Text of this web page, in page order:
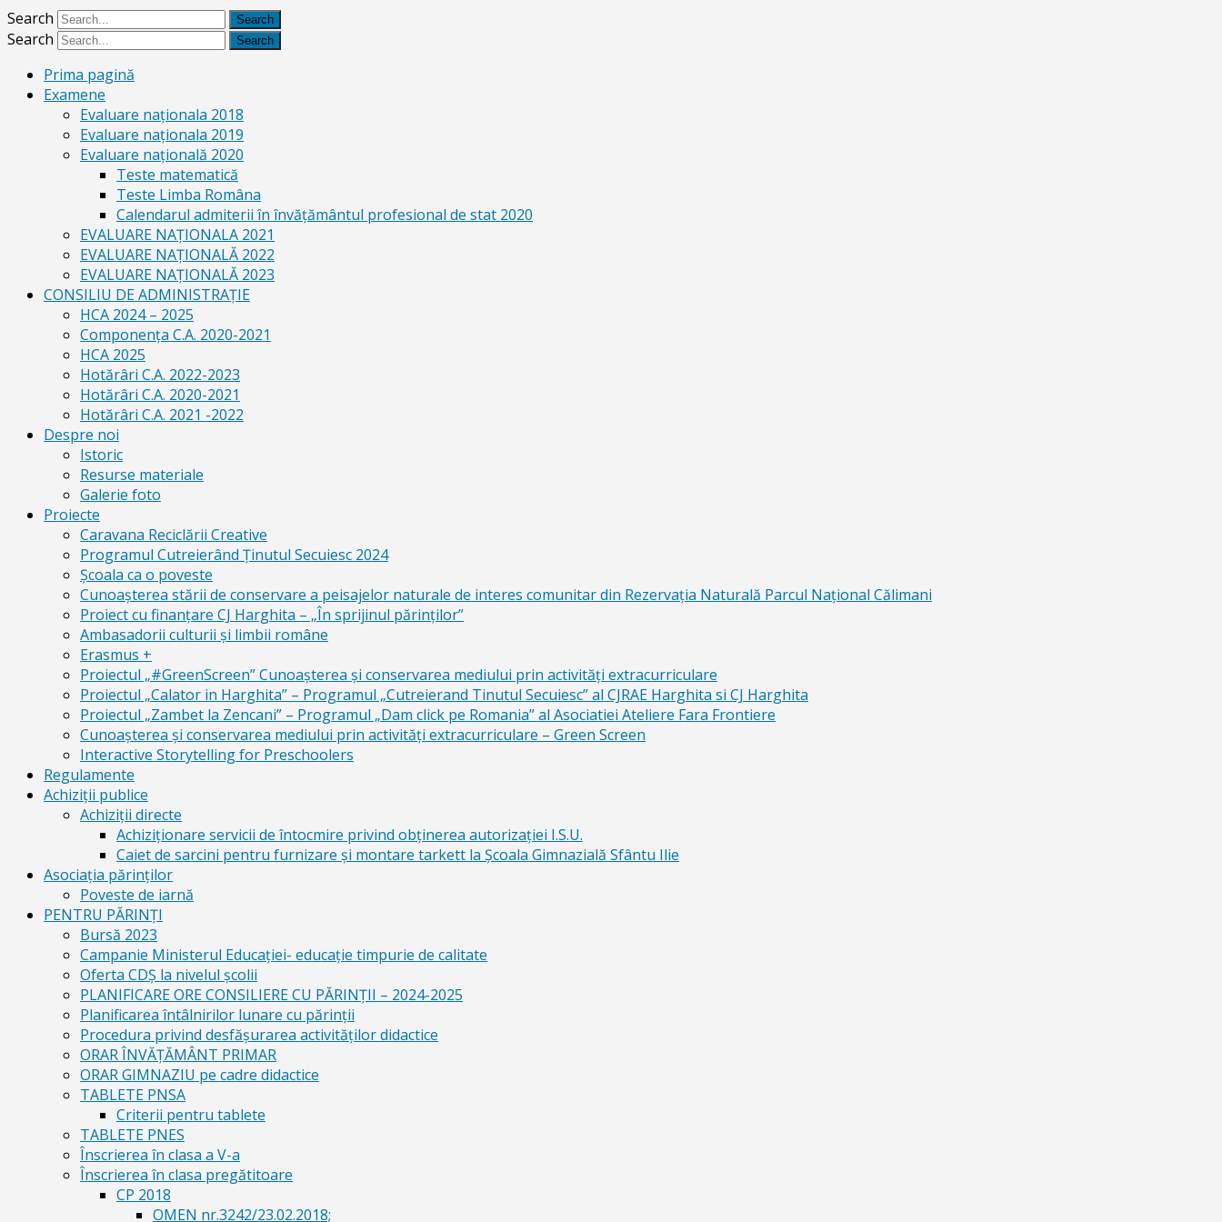
Search
Search
Prima pagină
Examene
Evaluare naționala 2018
Evaluare naționala 2019
Evaluare națională 2020
Teste matematică
Teste Limba Româna
Calendarul admiterii în învăţământul profesional de stat 2020
EVALUARE NAȚIONALA 2021
EVALUARE NAŢIONALĂ 2022
EVALUARE NAŢIONALĂ 2023
CONSILIU DE ADMINISTRAȚIE
HCA 2024 – 2025
Componența C.A. 2020-2021
HCA 2025
Hotărâri C.A. 2022-2023
Hotărâri C.A. 2020-2021
Hotărâri C.A. 2021 -2022
Despre noi
Istoric
Resurse materiale
Galerie foto
Proiecte
Caravana Reciclării Creative
Programul Cutreierând Ținutul Secuiesc 2024
Școala ca o poveste
Cunoaşterea stării de conservare a peisajelor naturale de interes comunitar din Rezervaţia Naturală Parcul Naţional Călimani
Proiect cu finanţare CJ Harghita – „În sprijinul părinţilor”
Ambasadorii culturii și limbii române
Erasmus +
Proiectul „#GreenScreen” Cunoașterea şi conservarea mediului prin activităţi extracurriculare
Proiectul „Calator in Harghita” – Programul „Cutreierand Tinutul Secuiesc” al CJRAE Harghita si CJ Harghita
Proiectul „Zambet la Zencani” – Programul „Dam click pe Romania” al Asociatiei Ateliere Fara Frontiere
Cunoașterea și conservarea mediului prin activități extracurriculare – Green Screen
Interactive Storytelling for Preschoolers
Regulamente
Achiziții publice
Achiziții directe
Achiziționare servicii de întocmire privind obținerea autorizației I.S.U.
Caiet de sarcini pentru furnizare și montare tarkett la Școala Gimnazială Sfântu Ilie
Asociația părinților
Poveste de iarnă
PENTRU PĂRINȚI
Bursă 2023
Campanie Ministerul Educației- educație timpurie de calitate
Oferta CDŞ la nivelul şcolii
PLANIFICARE ORE CONSILIERE CU PĂRINȚII – 2024-2025
Planificarea întâlnirilor lunare cu părinții
Procedura privind desfășurarea activităților didactice
ORAR ÎNVĂȚĂMÂNT PRIMAR
ORAR GIMNAZIU pe cadre didactice
TABLETE PNSA
Criterii pentru tablete
TABLETE PNES
Înscrierea în clasa a V-a
Înscrierea în clasa pregătitoare
CP 2018
OMEN nr.3242/23.02.2018;